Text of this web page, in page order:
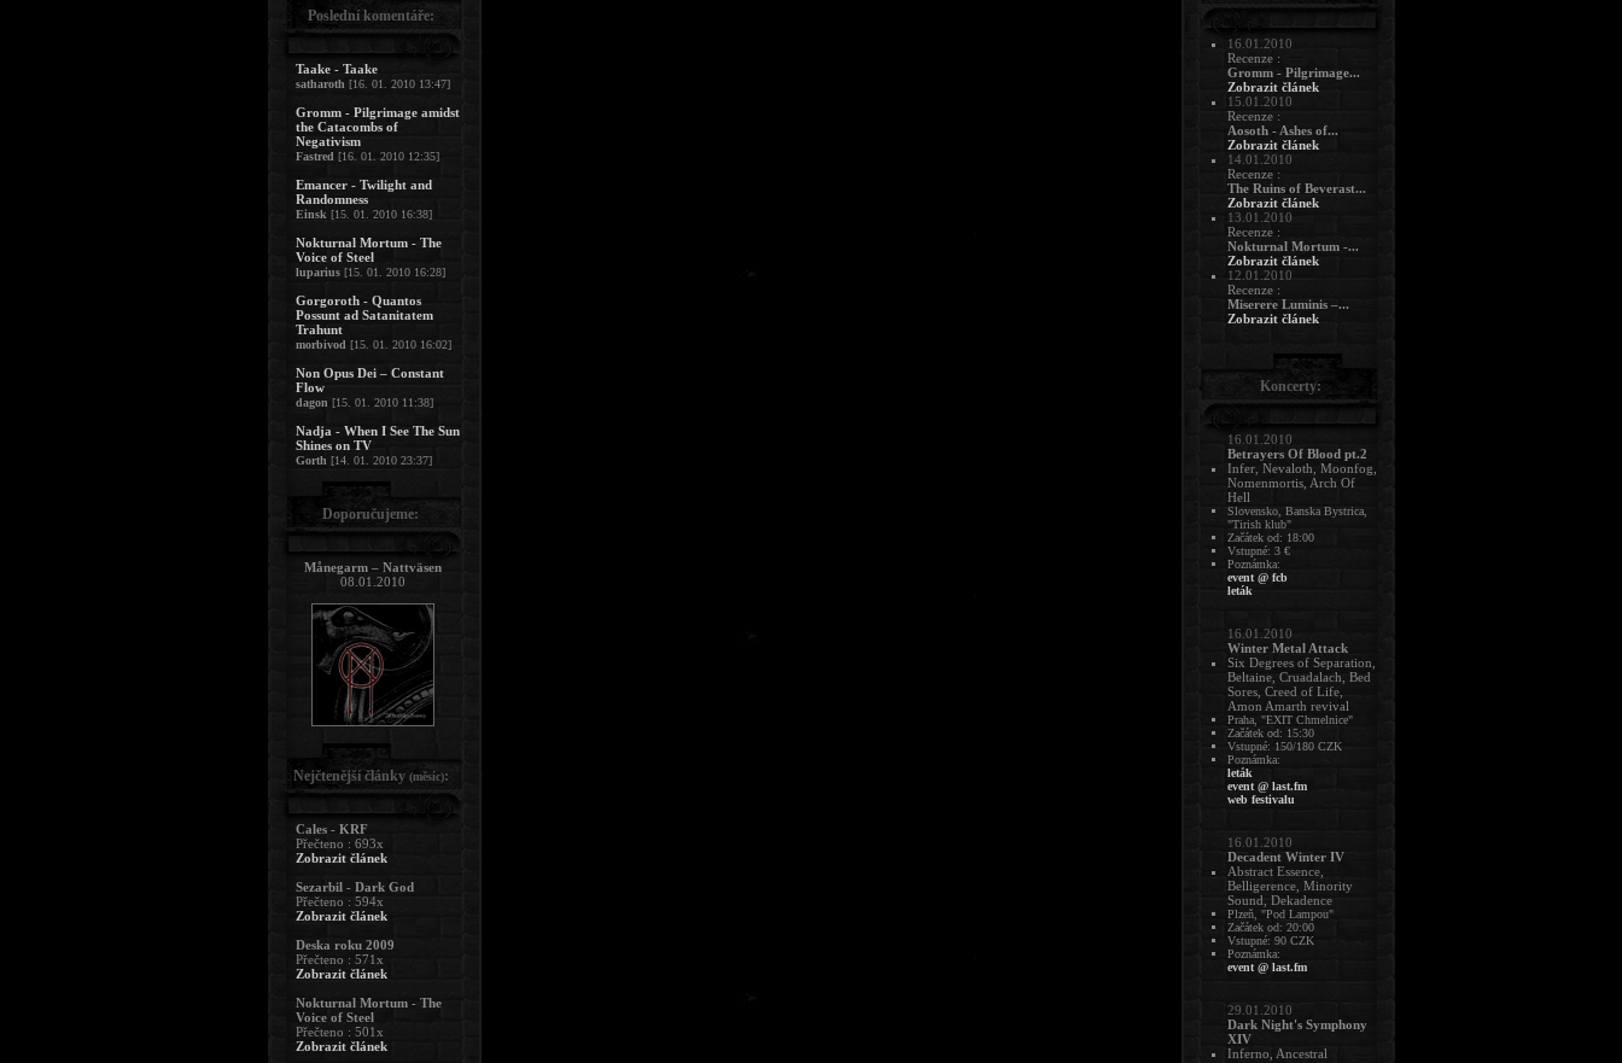
Poslední komentáře:
Taake - Taake
satharoth [16. 01. 2010 13:47]
Gromm - Pilgrimage amidst
the Catacombs of
Negativism
Fastred [16. 01. 2010 12:35]
Emancer - Twilight and
Randomness
Einsk [15. 01. 2010 16:38]
Nokturnal Mortum - The
Voice of Steel
luparius [15. 01. 2010 16:28]
Gorgoroth - Quantos
Possunt ad Satanitatem
Trahunt
morbivod [15. 01. 2010 16:02]
Non Opus Dei – Constant
Flow
dagon [15. 01. 2010 11:38]
Nadja - When I See The Sun
Shines on TV
Gorth [14. 01. 2010 23:37]
Doporučujeme:
Månegarm – Nattväsen
08.01.2010
Nejčtenější články (měsíc):
Cales - KRF
Přečteno : 693x
Zobrazit článek
Sezarbil - Dark God
Přečteno : 594x
Zobrazit článek
Deska roku 2009
Přečteno : 571x
Zobrazit článek
Nokturnal Mortum - The
Voice of Steel
Přečteno : 501x
Zobrazit článek
16.01.2010
Recenze :
Gromm - Pilgrimage...
Zobrazit článek
15.01.2010
Recenze :
Aosoth - Ashes of...
Zobrazit článek
14.01.2010
Recenze :
The Ruins of Beverast...
Zobrazit článek
13.01.2010
Recenze :
Nokturnal Mortum -...
Zobrazit článek
12.01.2010
Recenze :
Miserere Luminis –...
Zobrazit článek
Koncerty:
16.01.2010
Betrayers Of Blood pt.2
Infer, Nevaloth, Moonfog,
Nomenmortis, Arch Of
Hell
Slovensko, Banska Bystrica,
"Tirish klub"
Začátek od: 18:00
Vstupné: 3 €
Poznámka:
event @ fcb
leták
16.01.2010
Winter Metal Attack
Six Degrees of Separation,
Beltaine, Cruadalach, Bed
Sores, Creed of Life,
Amon Amarth revival
Praha, "EXIT Chmelnice"
Začátek od: 15:30
Vstupné: 150/180 CZK
Poznámka:
leták
event @ last.fm
web festivalu
16.01.2010
Decadent Winter IV
Abstract Essence,
Belligerence, Minority
Sound, Dekadence
Plzeň, "Pod Lampou"
Začátek od: 20:00
Vstupné: 90 CZK
Poznámka:
event @ last.fm
29.01.2010
Dark Night's Symphony
XIV
Inferno, Ancestral